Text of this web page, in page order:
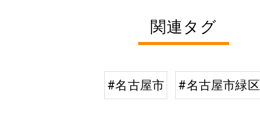
関連タグ
#名古屋市 #名古屋市緑区